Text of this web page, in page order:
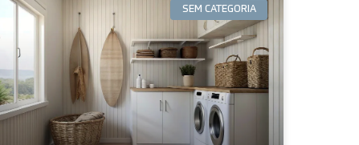
SEM CATEGORIA